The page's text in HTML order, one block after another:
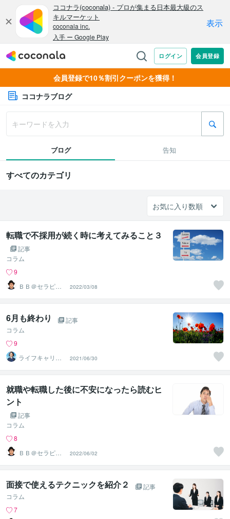
会員登録で10％割引クーポンを獲得！
ココナラブログ
ブログ 告知
すべてのカテゴリ
転職で不採用が続く時に考えてみること３
記事
コラム
9
ＢＢ＠セラピス
ト☆キャリアコ
ンサル
2022/03/08
6月も終わり
記事
コラム
9
ライフキャリア
相談室｜NIIDA
2021/06/30
就職や転職した後に不安になったら読むヒ
ント
記事
コラム
8
ＢＢ＠セラピス
ト☆キャリアコ
ンサル
2022/06/02
面接で使えるテクニックを紹介２
記事
コラム
7